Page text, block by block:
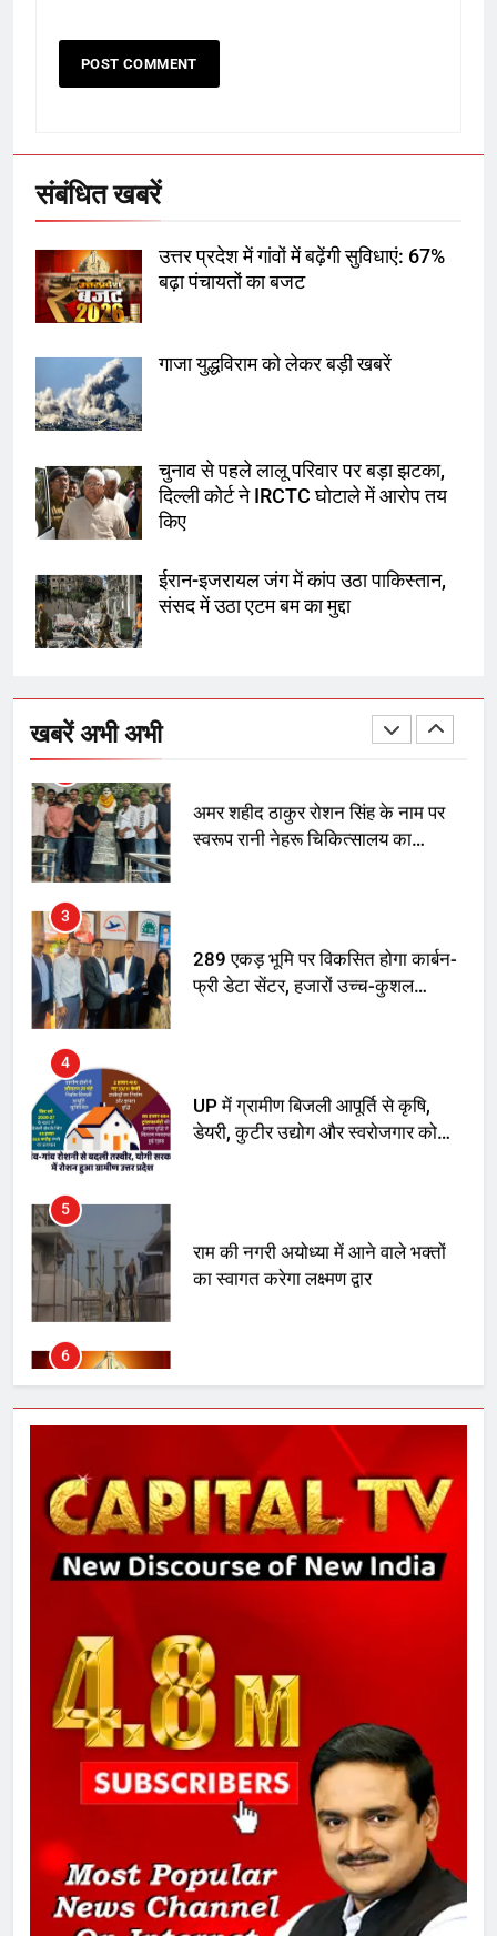
संबंधित खबरें
उत्तर प्रदेश में गांवों में बढ़ेंगी सुविधाएं: 67%
बढ़ा पंचायतों का बजट
गाजा युद्धविराम को लेकर बड़ी खबरें
चुनाव से पहले लालू परिवार पर बड़ा झटका,
दिल्ली कोर्ट ने IRCTC घोटाले में आरोप तय
किए
ईरान-इजरायल जंग में कांप उठा पाकिस्तान,
संसद में उठा एटम बम का मुद्दा
खबरें अभी अभी
7
गाजा युद्धविराम को लेकर बड़ी खबरें
8
तय किए
1
रोशन सिंह के नाम पर करने की मांग तेज
अमर शहीद ठाकुर रोशन सिंह के नाम पर
स्वरूप रानी नेहरू चिकित्सालय का
3
289 एकड़ भूमि पर विकसित होगा कार्बन-
4
UP में ग्रामीण बिजली आपूर्ति से कृषि,
5
राम की नगरी अयोध्या में आने वाले भक्तों
6
उत्तर प्रदेश में गांवों में बढ़ेंगी सुविधाएं: 67%
7
गाजा युद्धविराम को लेकर बड़ी खबरें
8
चुनाव से पहले लालू परिवार पर बड़ा झटका,
तय किए
1
SRN अस्पताल का नाम अमर शहीद ठाकुर
रोशन सिंह के नाम पर करने की मांग तेज
अमर शहीद ठाकुर रोशन सिंह के नाम पर
स्वरूप रानी नेहरू चिकित्सालय का
नामकरण करने की मांग को लेकर